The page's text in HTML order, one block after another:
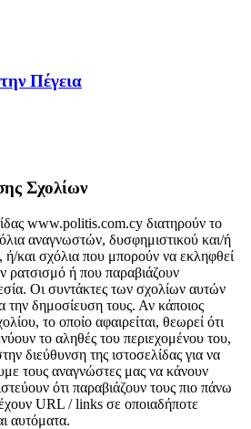
Πέγεια
Σχολίων
www.politis.com.cy διατηρούν το
αναγνωστών, δυσφημιστικού και/ή
ή/και σχόλια που μπορούν να εκληφθεί
ρατσισμό ή που παραβιάζουν
Οι συντάκτες των σχολίων αυτών
την δημοσίευση τους. Αν κάποιος
το οποίο αφαιρείται, θεωρεί ότι
το αληθές του περιεχομένου του,
διεύθυνση της ιστοσελίδας για να
τους αναγνώστες μας να κάνουν
ότι παραβιάζουν τους πιο πάνω
URL / links σε οποιαδήποτε
αυτόματα.